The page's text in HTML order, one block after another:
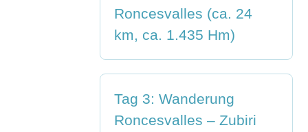
Roncesvalles (ca. 24
km, ca. 1.435 Hm)
Tag 3: Wanderung
Roncesvalles – Zubiri